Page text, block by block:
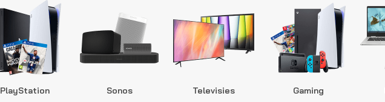
PlayStation Sonos Televisies Gaming